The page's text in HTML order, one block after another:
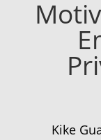
Kike